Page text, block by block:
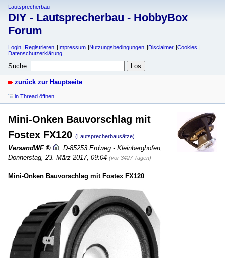
Lautsprecherbau
DIY - Lautsprecherbau - HobbyBox
Forum
Login Registrieren Impressum Nutzungsbedingungen Disclaimer
Cookies
Datenschutzerklärung
Suche:
zurück zur Hauptseite
in Thread öffnen
Mini-Onken Bauvorschlag mit
Fostex FX120 (Lautsprecherbausätze)
VersandWF D-85253 Erdweg - Kleinberghofen
Donnerstag, 23. März 2017, 09:04 (vor 3427 Tagen)
Mini-Onken Bauvorschlag mit Fostex FX120